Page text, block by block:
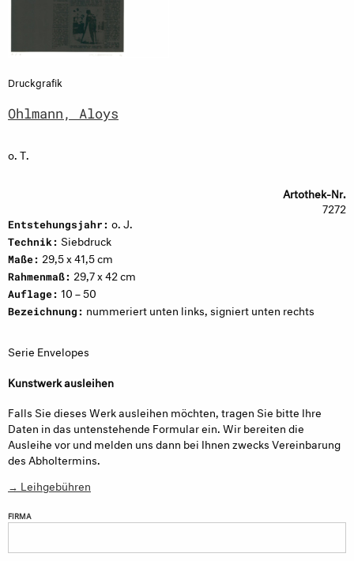
Druckgrafik
Ohlmann, Aloys
o. T.
Artothek-Nr.
7272
Entstehungsjahr: o. J.
Technik: Siebdruck
Maße: 29,5 x 41,5 cm
Rahmenmaß: 29,7 x 42 cm
Auflage: 10 – 50
Bezeichnung: nummeriert unten links, signiert unten rechts
Serie Envelopes
Kunstwerk ausleihen
Falls Sie dieses Werk ausleihen möchten, tragen Sie bitte Ihre
Daten in das untenstehende Formular ein. Wir bereiten die
Ausleihe vor und melden uns dann bei Ihnen zwecks Vereinbarung
des Abholtermins.
→ Leihgebühren
FIRMA